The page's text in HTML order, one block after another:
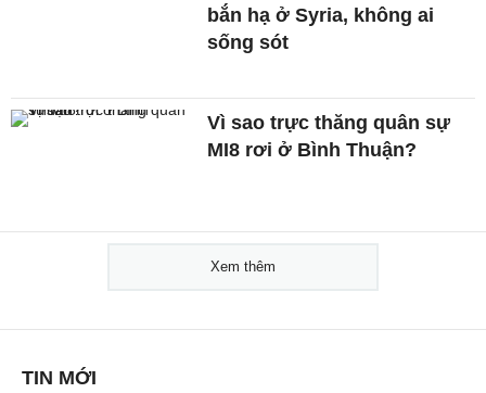
bắn hạ ở Syria, không ai
sống sót
Vì sao trực thăng quân sự
MI8 rơi ở Bình Thuận?
Xem thêm
TIN MỚI